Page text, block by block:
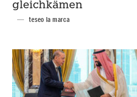
gleichkämen
teseo la marca